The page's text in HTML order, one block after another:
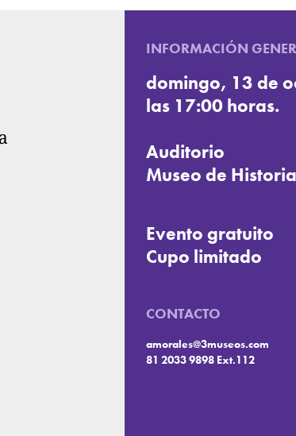
INFORMACIÓN
domingo, 13 de
las 17:00 horas.
Auditorio
Museo de
Evento gratuito
Cupo limitado
CONTACTO
amorales@3museos.com
81 2033 9898 Ext.112